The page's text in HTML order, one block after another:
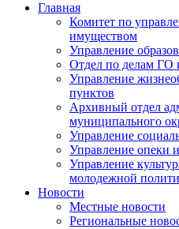
Главная
Комитет по
имуществом
Управление
Отдел по делам
Управление
пунктов
Архивный отдел
муниципального
Управление
Управление опеки
Управление
молодежной
Новости
Местные новости
Региональные